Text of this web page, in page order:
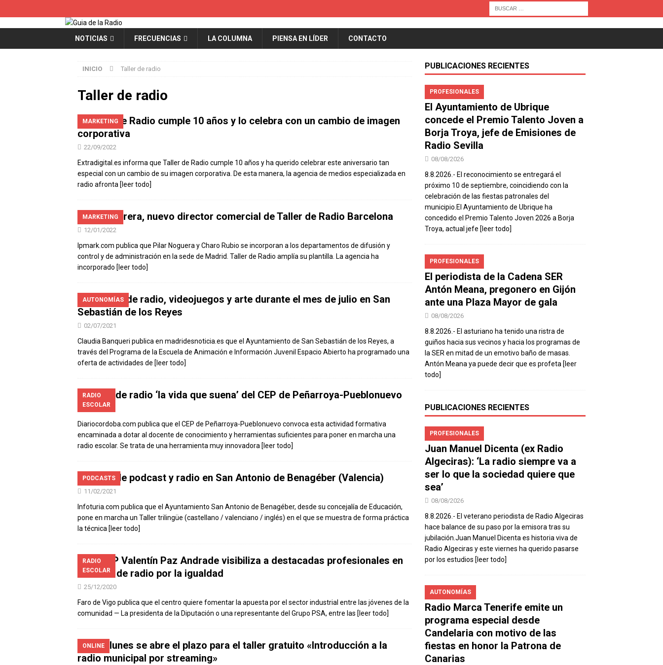
NOTICIAS FRECUENCIAS LA COLUMNA PIENSA EN LÍDER CONTACTO
INICIO Taller de radio
Taller de radio
MARKETING
Taller de Radio cumple 10 años y lo celebra con un cambio de imagen
corporativa
22/09/2022
Extradigital.es informa que Taller de Radio cumple 10 años y ha querido celebrar este aniversario tan
especial con un cambio de su imagen corporativa. De esta manera, la agencia de medios especializada en
radio afronta [leer todo]
MARKETING
Jordi Cirera, nuevo director comercial de Taller de Radio Barcelona
12/01/2022
Ipmark.com publica que Pilar Noguera y Charo Rubio se incorporan a los departamentos de difusión y
control y de administración en la sede de Madrid. Taller de Radio amplía su plantilla. La agencia ha
incorporado [leer todo]
AUTONOMÍAS
Talleres de radio, videojuegos y arte durante el mes de julio en San
Sebastián de los Reyes
02/07/2021
Claudia Banqueri publica en madridesnoticia.es que el Ayuntamiento de San Sebastián de los Reyes, a
través del Programa de la Escuela de Animación e Información Juvenil Espacio Abierto ha programado una
oferta de actividades de [leer todo]
RADIO
ESCOLAR
Taller de radio ‘la vida que suena’ del CEP de Peñarroya-Pueblonuevo
07/04/2021
Diariocordoba.com publica que el CEP de Peñarroya-Pueblonuevo convoca esta actividad formativa
encaminada a dotar al docente de conocimiento y herramientas suficientes para poner en marcha una
radio escolar. Se trata de una herramienta muy innovadora [leer todo]
PODCASTS
Taller de podcast y radio en San Antonio de Benagéber (Valencia)
11/02/2021
Infoturia.com publica que el Ayuntamiento San Antonio de Benagéber, desde su concejalía de Educación,
pone en marcha un Taller trilingüe (castellano / valenciano / inglés) en el que se muestra de forma práctica
la técnica [leer todo]
RADIO
ESCOLAR
El CIFP Valentín Paz Andrade visibiliza a destacadas profesionales en
un taller de radio por la igualdad
25/12/2020
Faro de Vigo publica que el centro quiere fomentar la apuesta por el sector industrial entre las jóvenes de la
comunidad — La presidenta de la Diputación o una representante del Grupo PSA, entre las [leer todo]
ONLINE
Este lunes se abre el plazo para el taller gratuito «Introducción a la
radio municipal por streaming»
PUBLICACIONES RECIENTES
PROFESIONALES
El Ayuntamiento de Ubrique
concede el Premio Talento Joven a
Borja Troya, jefe de Emisiones de
Radio Sevilla
08/08/2026
8.8.2026.- El reconocimiento se entregará el
próximo 10 de septiembre, coincidiendo con la
celebración de las fiestas patronales del
municipio.El Ayuntamiento de Ubrique ha
concedido el Premio Talento Joven 2026 a Borja
Troya, actual jefe [leer todo]
PROFESIONALES
El periodista de la Cadena SER
Antón Meana, pregonero en Gijón
ante una Plaza Mayor de gala
08/08/2026
8.8.2026.- El asturiano ha tenido una ristra de
guiños hacia sus vecinos y hacia los programas de
la SER en mitad de un emotivo baño de masas.
Antón Meana ya puede decir que es profeta [leer
todo]
PUBLICACIONES RECIENTES
PROFESIONALES
Juan Manuel Dicenta (ex Radio
Algeciras): ‘La radio siempre va a
ser lo que la sociedad quiere que
sea’
08/08/2026
8.8.2026.- El veterano periodista de Radio Algeciras
hace balance de su paso por la emisora tras su
jubilación.Juan Manuel Dicenta es historia viva de
Radio Algeciras y este viernes ha querido pasarse
por los estudios [leer todo]
AUTONOMÍAS
Radio Marca Tenerife emite un
programa especial desde
Candelaria con motivo de las
fiestas en honor la Patrona de
Canarias